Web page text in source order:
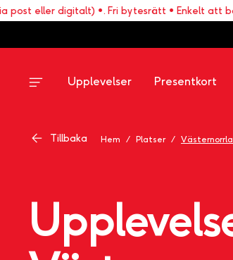
digitalt) •. Fri bytesrätt • Enkelt att boka >>
Upplevelser Presentkort
Tillbaka Hem / Platser /